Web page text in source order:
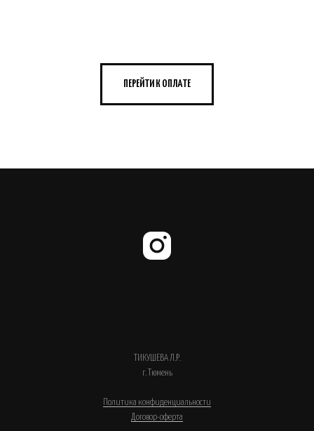
ПЕРЕЙТИ К ОПЛАТЕ
ТИКУШЕВА Л.Р.
г. Тюмень
Политика конфиденциальности
Договор-офертa